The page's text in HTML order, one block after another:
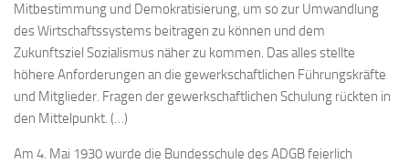
Mitbestimmung und Demokratisierung, um so zur Umwandlung
des Wirtschaftssystems beitragen zu können und dem
Zukunftsziel Sozialismus näher zu kommen. Das alles stellte
höhere Anforderungen an die gewerkschaftlichen Führungskräfte
und Mitglieder. Fragen der gewerkschaftlichen Schulung rückten in
den Mittelpunkt. (…)
Am 4. Mai 1930 wurde die Bundesschule des ADGB feierlich